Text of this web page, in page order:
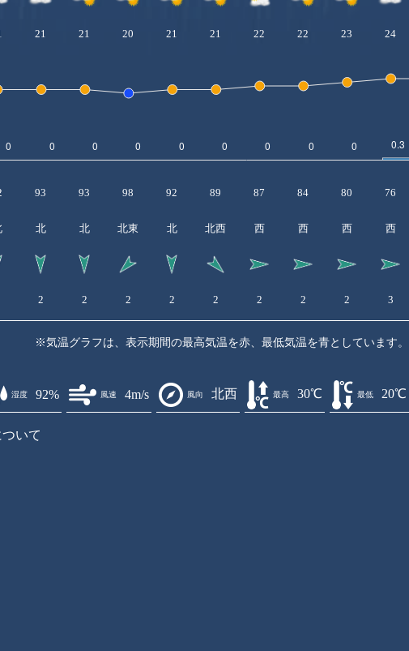
21 21 20 21 21 22 22 23 24
93 93 98 92 89 87 84 80 76
北 北 北東 北 北西 西 西 西 西
2 2 2 2 2 2 2 2 3
※気温グラフは、表示期間の最高気温を赤、最低気温を青としています。
湿度 92% 風速 4m/s 風向 北西 最高 30℃ 最低 20℃
いて